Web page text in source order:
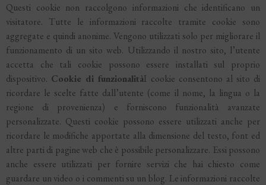
Questi cookie non raccolgono informazioni che identificano un
visitatore. Tutte le informazioni raccolte tramite cookie sono
aggregate e quindi anonime. Vengono utilizzati solo per migliorare il
funzionamento di un sito web. Utilizzando il nostro sito, l’utente
accetta che tali cookie possono essere installati sul proprio
dispositivo. Cookie di funzionalitàI cookie consentono al sito di
ricordare le scelte fatte dall’utente (come il nome, la lingua o la
regione di provenienza) e forniscono funzionalità avanzate
personalizzate. Questi cookie possono essere utilizzati anche per
ricordare le modifiche apportate alla dimensione del testo, font ed
altre parti di pagine web che è possibile personalizzare. Essi possono
anche essere utilizzati per fornire servizi che hai chiesto come
guardare un video o i commenti su un blog. Le informazioni raccolte